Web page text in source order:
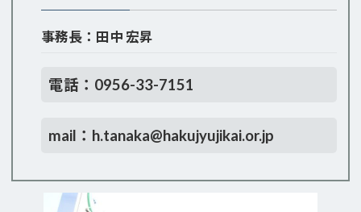
事務長：田中 宏昇
電話：0956-33-7151
mail：h.tanaka@hakujyujikai.or.jp